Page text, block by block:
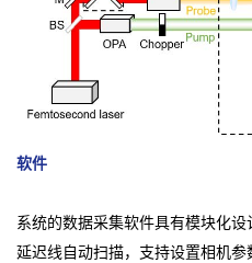
软件
系统的数据采集软件具有模块化
延迟线自动扫描，支持设置相机